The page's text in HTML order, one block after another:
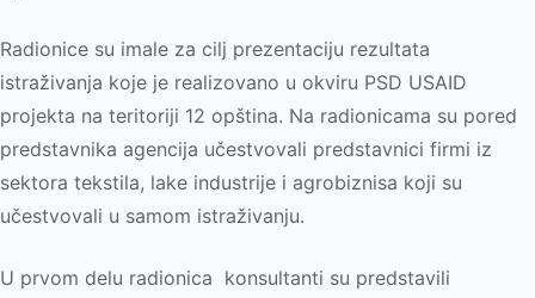
Radionice su imale za cilј prezentaciju rezultata
istraživanja koje je realizovano u okviru PSD USAID
projekta na teritoriji 12 opština. Na radionicama su pored
predstavnika agencija učestvovali predstavnici firmi iz
sektora tekstila, lake industrije i agrobiznisa koji su
učestvovali u samom istraživanju.
U prvom delu radionica konsultanti su predstavili